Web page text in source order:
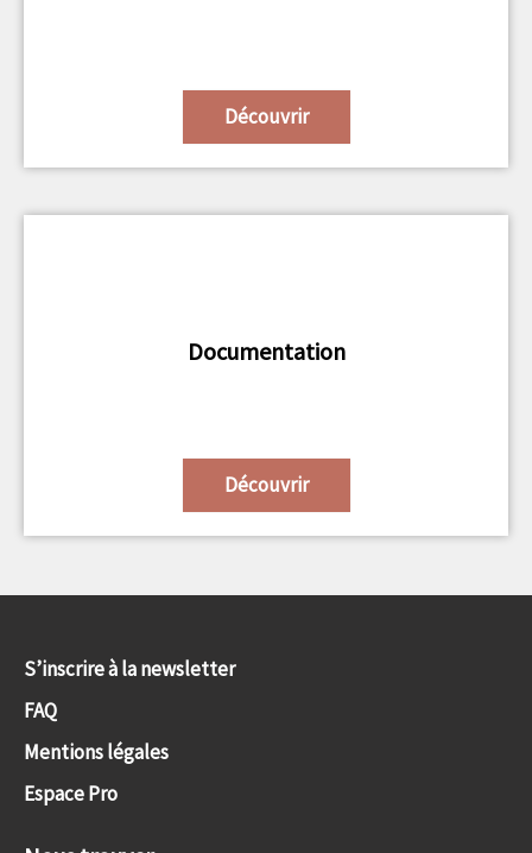
Découvrir
Documentation
Découvrir
S’inscrire à la newsletter
FAQ
Mentions légales
Espace Pro